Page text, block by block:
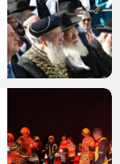
חדשות
מקומי